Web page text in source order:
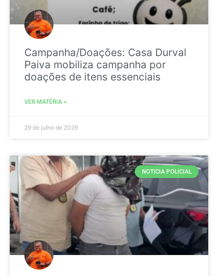
Campanha/Doações: Casa Durval
Paiva mobiliza campanha por
doações de itens essenciais
VER MATÉRIA »
29 de julho de 2026
NOTICIA POLICIAL